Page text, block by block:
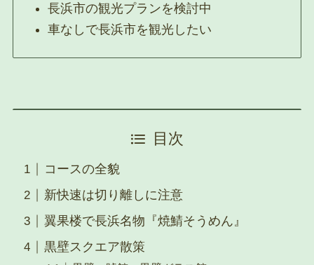
長浜市の観光プランを検討中
車なしで長浜市を観光したい
目次
コースの全貌
新快速は切り離しに注意
翼果楼で長浜名物『焼鯖そうめん』
黒壁スクエア散策